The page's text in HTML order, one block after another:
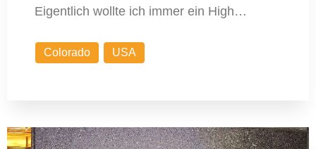
Eigentlich wollte ich immer ein High…
Colorado USA